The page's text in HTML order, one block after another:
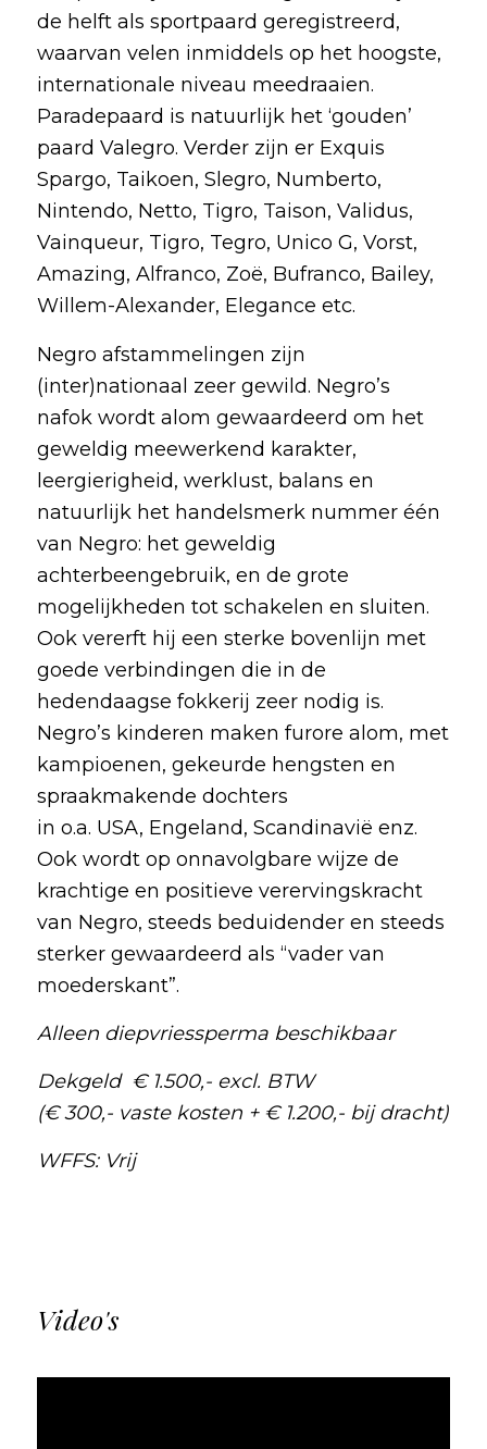
de helft als sportpaard geregistreerd,
waarvan velen inmiddels op het hoogste,
internationale niveau meedraaien.
Paradepaard is natuurlijk het ‘gouden’
paard Valegro. Verder zijn er Exquis
Spargo, Taikoen, Slegro, Numberto,
Nintendo, Netto, Tigro, Taison, Validus,
Vainqueur, Tigro, Tegro, Unico G, Vorst,
Amazing, Alfranco, Zoë, Bufranco, Bailey,
Willem-Alexander, Elegance etc.
Negro afstammelingen zijn
(inter)nationaal zeer gewild. Negro’s
nafok wordt alom gewaardeerd om het
geweldig meewerkend karakter,
leergierigheid, werklust, balans en
natuurlijk het handelsmerk nummer één
van Negro: het geweldig
achterbeengebruik, en de grote
mogelijkheden tot schakelen en sluiten.
Ook vererft hij een sterke bovenlijn met
goede verbindingen die in de
hedendaagse fokkerij zeer nodig is.
Negro’s kinderen maken furore alom, met
kampioenen, gekeurde hengsten en
spraakmakende dochters
in o.a. USA, Engeland, Scandinavië enz.
Ook wordt op onnavolgbare wijze de
krachtige en positieve verervingskracht
van Negro, steeds beduidender en steeds
sterker gewaardeerd als “vader van
moederskant”.
Alleen diepvriessperma beschikbaar
Dekgeld € 1.500,- excl. BTW
(€ 300,- vaste kosten + € 1.200,- bij dracht)
WFFS: Vrij
Video's